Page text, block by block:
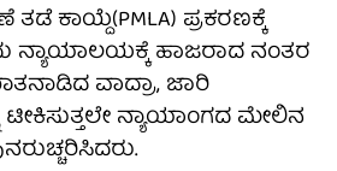
ಕಾಯ್ದೆ(PMLA) ಪ್ರಕರಣಕ್ಕೆ
ನ್ಯಾಯಾಲಯಕ್ಕೆ ಹಾಜರಾದ ನಂತರ
ವಾದ್ರಾ, ಜಾರಿ
ನ್ಯಾಯಾಂಗದ ಮೇಲಿನ